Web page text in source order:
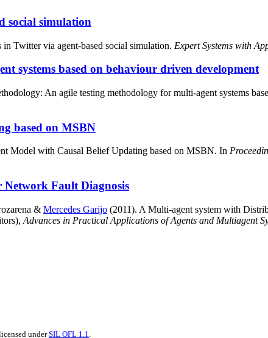
social simulation
Twitter via agent-based social simulation. Expert Systems with
systems based on behaviour driven development
An agile testing methodology for multi-agent systems
based on MSBN
Model with Causal Belief Updating based on MSBN. In
Network Fault Diagnosis
& Mercedes Garijo (2011). A Multi-agent system with
Advances in Practical Applications of Agents and Multiagent
underSIL OFL 1.1